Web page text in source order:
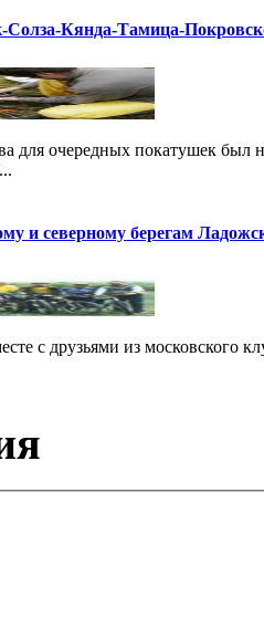
Солза-Кянда-Тамица-
для очередных покатушек был
и северному берегам
с друзьями из